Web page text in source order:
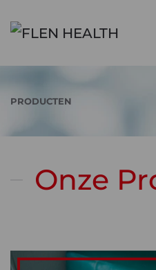
Skip to main content
PRODUCTEN
Onze